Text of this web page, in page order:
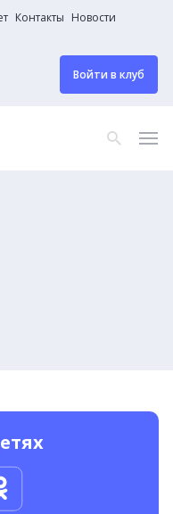
Контакты Новости
Войти в клуб